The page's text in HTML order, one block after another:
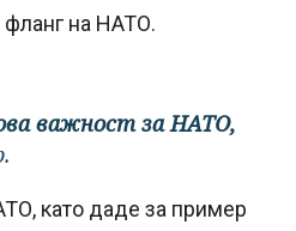
фланг на НАТО.
важност за НАТО,
като даде за пример